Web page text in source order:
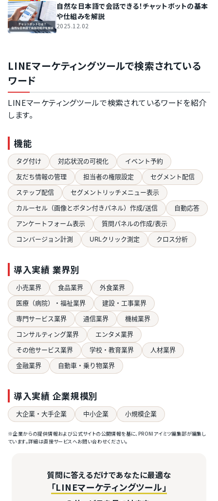
自然な日本語で会話できる！チャットボットの基本
や仕組みを解説
2025.12.02
LINEマーケティングツールで検索されている
ワード
LINEマーケティングツールで検索されているワードを紹介
します。
機能
タグ付け 対応状況の可視化
イベント予約
友だち情報の管理
担当者の権限設定
セグメント配信
ステップ配信
セグメントリッチメニュー表示
カルーセル（画像とボタン付きパネル）作成/送信
自動応答
アンケートフォーム表示
質問パネルの作成/表示
コンバージョン計測
URLクリック測定 クロス分析
導入実績 業界別
小売業界 食品業界
外食業界
医療（病院）・福祉業界
建設・工事業界
専門サービス業界
通信業界
機械業界
コンサルティング業界
エンタメ業界
その他サービス業界
学校・教育業界
人材業界
金融業界
自動車・乗り物業界
導入実績 企業規模別
大企業・大手企業 中小企業 小規模企業
※企業からの提供情報および公式サイトの公開情報を基に、PRONIアイミツ編集部が編集し
ています。詳細は直接サービスへお問い合わせください。
質問に答えるだけであなたに最適な
「LINEマーケティングツール」